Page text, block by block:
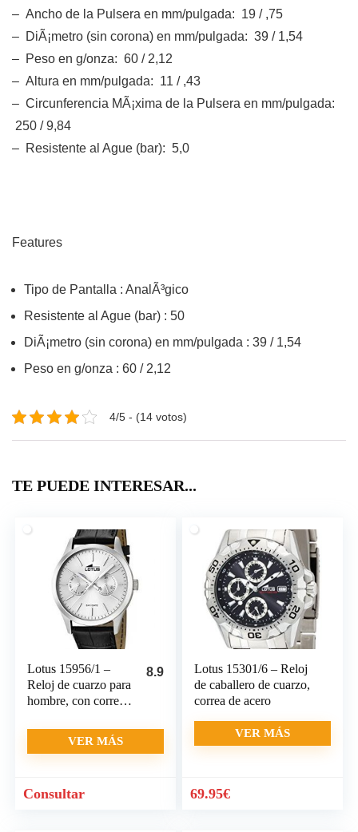
– Ancho de la Pulsera en mm/pulgada: 19 / ,75
– DiÃ¡metro (sin corona) en mm/pulgada: 39 / 1,54
– Peso en g/onza: 60 / 2,12
– Altura en mm/pulgada: 11 / ,43
– Circunferencia MÃ¡xima de la Pulsera en mm/pulgada:
250 / 9,84
– Resistente al Ague (bar): 5,0
Features
Tipo de Pantalla : AnalÃ³gico
Resistente al Ague (bar) : 50
DiÃ¡metro (sin corona) en mm/pulgada : 39 / 1,54
Peso en g/onza : 60 / 2,12
4/5 - (14 votos)
TE PUEDE INTERESAR...
8.9
Lotus 15956/1 –
Reloj de cuarzo para
hombre, con correa
VER MÁS
Consultar
Lotus 15301/6 – Reloj
de caballero de cuarzo,
correa de acero
VER MÁS
El
69.95€El